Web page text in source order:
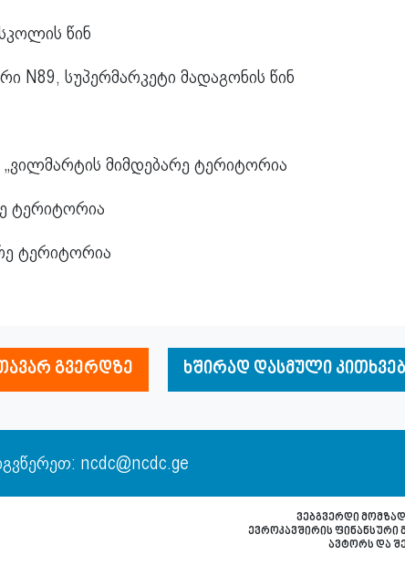
წინ
N89, სუპერმარკეტი მადაგონის წინ
„ვილმარტის მიმდებარე ტერიტორია
ტერიტორია
ტერიტორია
გვერდზე ხშირად დასმული
ncdc@ncdc.ge
ვებგვერდი
ევროკავშირის ფინანსური
ავტორს და